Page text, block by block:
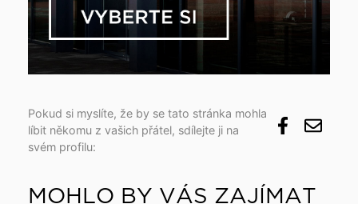
Pokud si myslíte, že by se tato stránka mohla
líbit někomu z vašich přátel, sdílejte ji na
svém profilu:
MOHLO BY VÁS ZAJÍMAT